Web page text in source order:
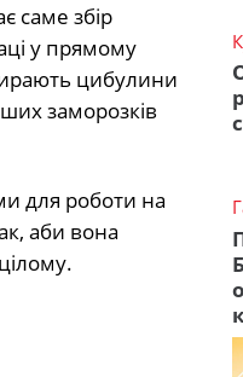
саме збір
у прямому
цибулини
заморозків
для роботи на
аби вона